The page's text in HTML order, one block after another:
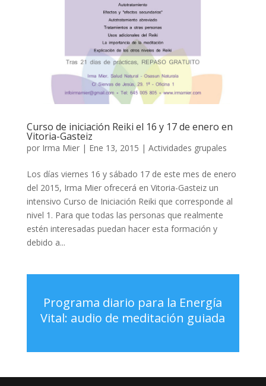
Curso de iniciación Reiki el 16 y 17 de enero en
Vitoria-Gasteiz
por Irma Mier| Ene 13, 2015 | Actividades grupales
Los días viernes 16 y sábado 17 de este mes de enero
del 2015, Irma Mier ofrecerá en Vitoria-Gasteiz un
intensivo Curso de Iniciación Reiki que corresponde al
nivel 1. Para que todas las personas que realmente
estén interesadas puedan hacer esta formación y
debido a...
Programa diario para la Energía
Vital: audio de meditación guiada